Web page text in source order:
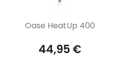
Aperçu rapide
Oase HeatUp 400
44,95 €